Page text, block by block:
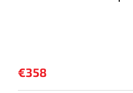
€358